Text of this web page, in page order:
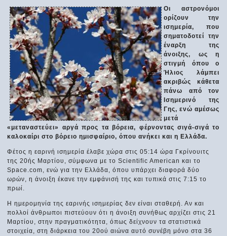
Οι αστρονόμοι
ορίζουν την
ισημερία, που
σηματοδοτεί την
έναρξη της
άνοιξης, ως η
στιγμή όπου ο
Ήλιος λάμπει
ακριβώς κάθετα
πάνω από τον
Ισημερινό της
Γης, ενώ αμέσως
μετά
«μεταναστεύει» αργά προς τα βόρεια, φέρνοντας σιγά-σιγά το
καλοκαίρι στο βόρειο ημισφαίριο, όπου ανήκει και η Ελλάδα.
Φέτος η εαρινή ισημερία έλαβε χώρα στις 05:14 ώρα Γκρίνουιτς
της 20ής Μαρτίου, σύμφωνα με το Scientific American και το
Space.com, ενώ για την Ελλάδα, όπου υπάρχει διαφορά δύο
ωρών, η άνοιξη έκανε την εμφάνισή της και τυπικά στις 7:15 το
πρωί.
Η ημερομηνία της εαρινής ισημερίας δεν είναι σταθερή. Αν και
πολλοί άνθρωποι πιστεύουν ότι η άνοιξη συνήθως αρχίζει στις 21
Μαρτίου, στην πραγματικότητα, όπως δείχνουν τα στατιστικά
στοιχεία, στη διάρκεια του 20ού αιώνα αυτό συνέβη μόνο στα 36